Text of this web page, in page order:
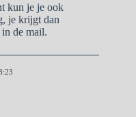
kun je je ook
je krijgt dan
de mail.